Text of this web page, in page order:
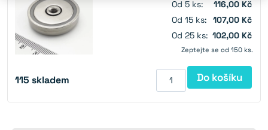
Od 5 ks:
116,00 Kč
Od 15 ks:
107,00 Kč
Od 25 ks: 102,00 Kč
Zeptejte se od 150 ks.
115 skladem Do košíku